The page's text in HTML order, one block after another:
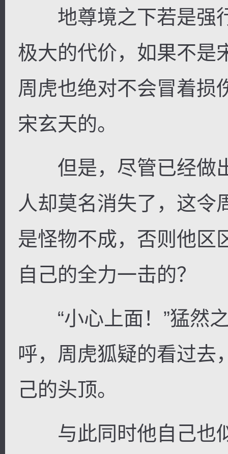
地尊境之下若是强
极大的代价，如果不是
周虎也绝对不会冒着损
宋玄天的。
但是，尽管已经做
人却莫名消失了，这令
是怪物不成，否则他区
自己的全力一击的？
“小心上面！”猛然之
呼，周虎狐疑的看过去
己的头顶。
与此同时他自己也